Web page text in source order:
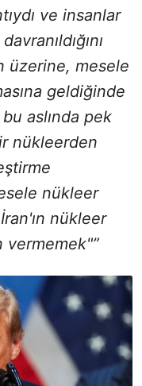
ve insanlar
üzerine, mesele
geldiğinde
bu aslında pek
nükleerden
nükleer
nükleer
vermemek"”